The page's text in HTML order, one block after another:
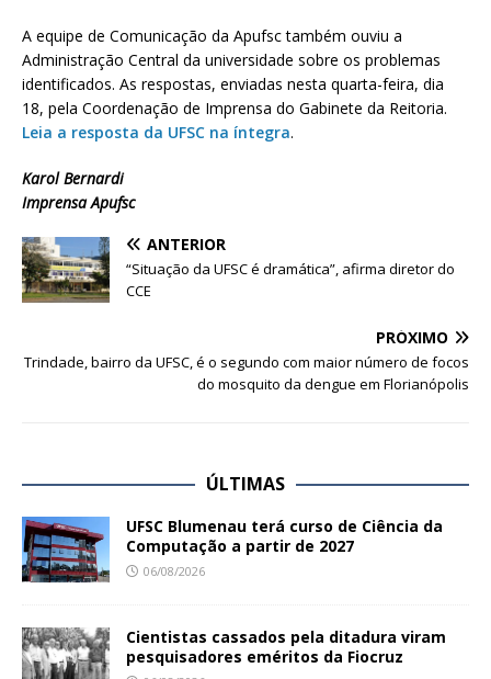
A equipe de Comunicação da Apufsc também ouviu a
Administração Central da universidade sobre os problemas
identificados. As respostas, enviadas nesta quarta-feira, dia
18, pela Coordenação de Imprensa do Gabinete da Reitoria.
Leia a resposta da UFSC na íntegra.
Karol Bernardi
Imprensa Apufsc
ANTERIOR
“Situação da UFSC é dramática”, afirma diretor do
CCE
PRÓXIMO
Trindade, bairro da UFSC, é o segundo com maior número de focos
do mosquito da dengue em Florianópolis
ÚLTIMAS
UFSC Blumenau terá curso de Ciência da
Computação a partir de 2027
06/08/2026
Cientistas cassados pela ditadura viram
pesquisadores eméritos da Fiocruz